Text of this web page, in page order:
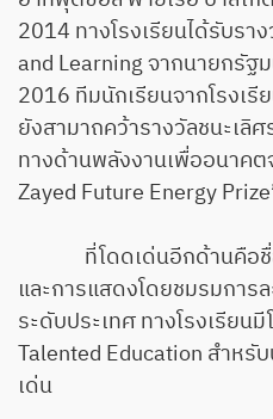
2014 ทางโรงเรียนได้รับรา
and Learning จากนายกรั
2016 ทีมนักเรียนจากโรงเรี
ยังสามาถคว้ารางวัลชนะเลิ
ทางด้านพลังงานเพื่ออนาคต
Zayed Future Energy
ที่โดดเด่นอีกด้านคือชื่อ
และการแสดงโดยชมรมการ
ระดับประเทศ ทางโรงเรียน
Talented Education สำหรั
เด่น